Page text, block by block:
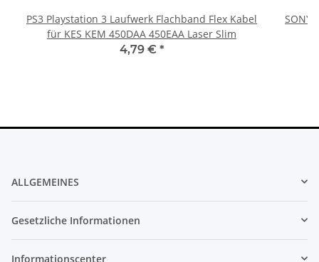
PS3 Playstation 3 Laufwerk Flachband Flex Kabel
für KES KEM 450DAA 450EAA Laser Slim
4,79 € *
SONY
ALLGEMEINES
Gesetzliche Informationen
Informationscenter